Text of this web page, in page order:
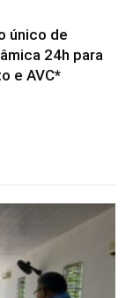
único de
24h para
e AVC*